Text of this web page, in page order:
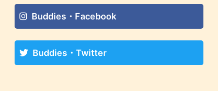
Buddies・Facebook
Buddies・Twitter